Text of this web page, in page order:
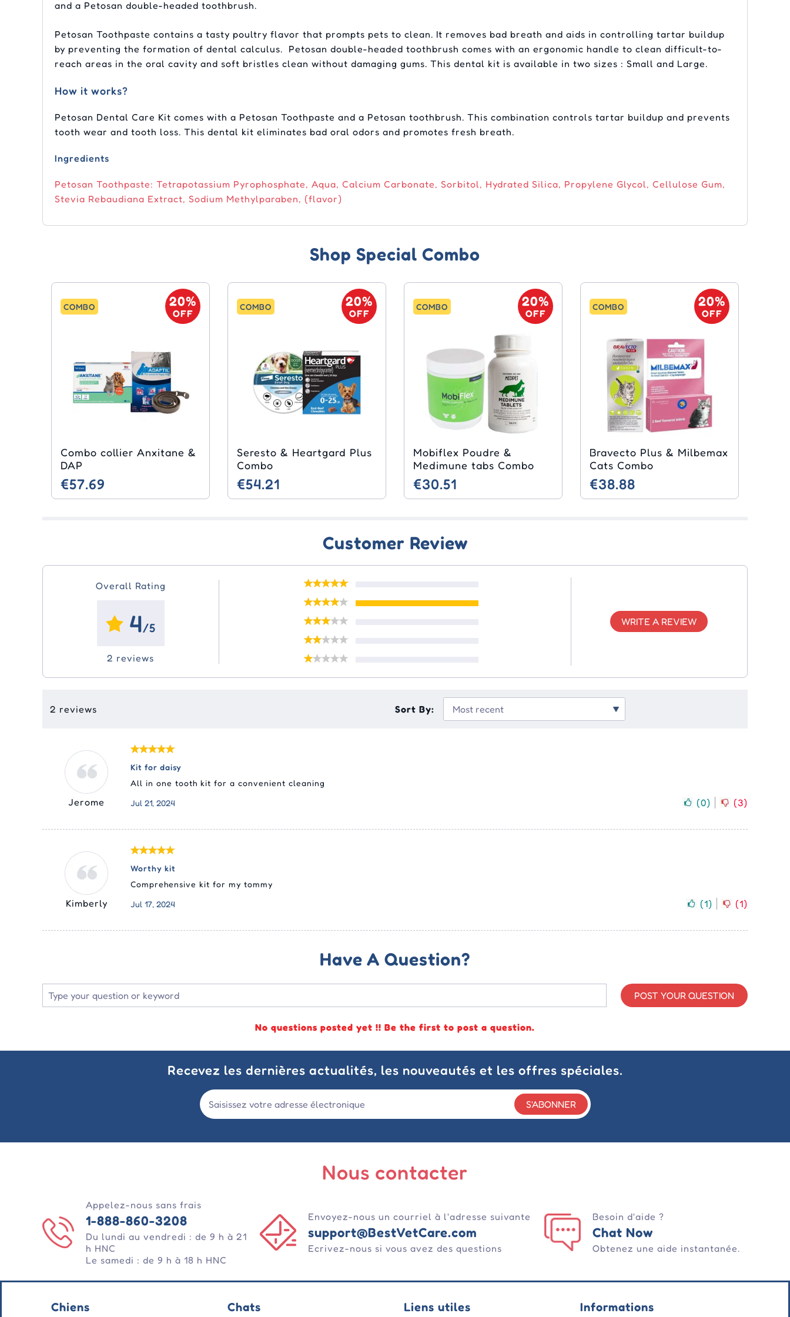
and a Petosan double-headed toothbrush.
Petosan Toothpaste contains a tasty poultry flavor that prompts pets to clean. It removes bad breath and aids in controlling tartar buildup
by preventing the formation of dental calculus. Petosan double-headed toothbrush comes with an ergonomic handle to clean difficult-to-
reach areas in the oral cavity and soft bristles clean without damaging gums. This dental kit is available in two sizes : Small and Large.
How it works?
Petosan Dental Care Kit comes with a Petosan Toothpaste and a Petosan toothbrush. This combination controls tartar buildup and prevents
tooth wear and tooth loss. This dental kit eliminates bad oral odors and promotes fresh breath.
Ingredients
Petosan Toothpaste: Tetrapotassium Pyrophosphate, Aqua, Calcium Carbonate, Sorbitol, Hydrated Silica, Propylene Glycol, Cellulose Gum,
Stevia Rebaudiana Extract, Sodium Methylparaben, (flavor)
Shop Special Combo
COMBO 20%
OFF
Combo collier Anxitane &
DAP
€57.69
COMBO 20%
OFF
Seresto & Heartgard Plus
Combo
€54.21
COMBO 20%
OFF
Mobiflex Poudre &
Medimune tabs Combo
€30.51
COMBO 20%
OFF
Bravecto Plus & Milbemax
Cats Combo
€38.88
Customer Review
Overall Rating
4/5
2 reviews
WRITE A REVIEW
2 reviews Sort By:
Jerome
Kit for daisy
All in one tooth kit for a convenient cleaning
Jul 21, 2024
(0) (3)
Kimberly
Worthy kit
Comprehensive kit for my tommy
Jul 17, 2024
(1) (1)
Have A Question?
POST YOUR QUESTION
No questions posted yet !! Be the first to post a question.
Recevez les dernières actualités, les nouveautés et les offres spéciales.
S'ABONNER
Nous contacter
Appelez-nous sans frais
1-888-860-3208
Du lundi au vendredi : de 9 h à 21
h HNC
Le samedi : de 9 h à 18 h HNC
Envoyez-nous un courriel à l'adresse suivante
support@BestVetCare.com
Ecrivez-nous si vous avez des questions
Besoin d'aide ?
Chat Now
Obtenez une aide instantanée.
Chiens Chats Liens utiles Informations